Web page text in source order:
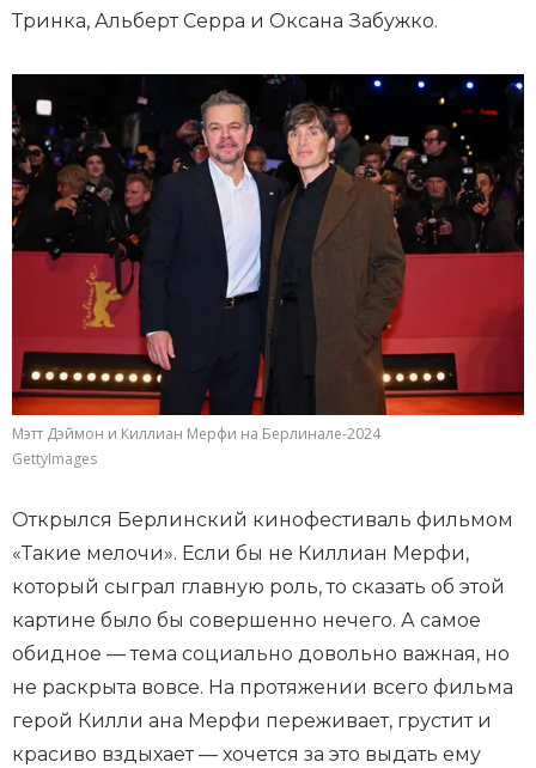
Тринка, Альберт Серра и Оксана Забужко.
Мэтт Дэймон и Киллиан Мерфи на Берлинале-2024
GettyImages
Открылся Берлинский кинофестиваль фильмом
«Такие мелочи». Если бы не Киллиан Мерфи,
который сыграл главную роль, то сказать об этой
картине было бы совершенно нечего. А самое
обидное — тема социально довольно важная, но
не раскрыта вовсе. На протяжении всего фильма
герой Килли ана Мерфи переживает, грустит и
красиво вздыхает — хочется за это выдать ему